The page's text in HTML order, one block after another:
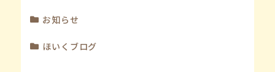
お知らせ
ほいくブログ